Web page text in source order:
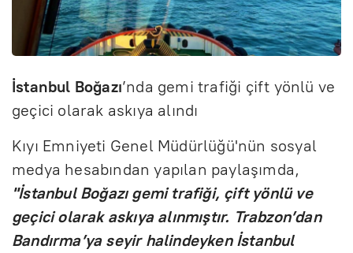
İstanbul Boğazı’nda gemi trafiği çift yönlü ve
geçici olarak askıya alındı
Kıyı Emniyeti Genel Müdürlüğü'nün sosyal
medya hesabından yapılan paylaşımda,
"İstanbul Boğazı gemi trafiği, çift yönlü ve
geçici olarak askıya alınmıştır. Trabzon’dan
Bandırma’ya seyir halindeyken İstanbul